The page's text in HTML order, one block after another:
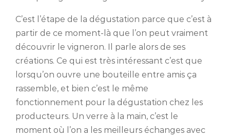
C’est l’étape de la dégustation parce que c’est à
partir de ce moment-là que l’on peut vraiment
découvrir le vigneron. Il parle alors de ses
créations. Ce qui est très intéressant c’est que
lorsqu’on ouvre une bouteille entre amis ça
rassemble, et bien c’est le même
fonctionnement pour la dégustation chez les
producteurs. Un verre à la main, c’est le
moment où l’on a les meilleurs échanges avec